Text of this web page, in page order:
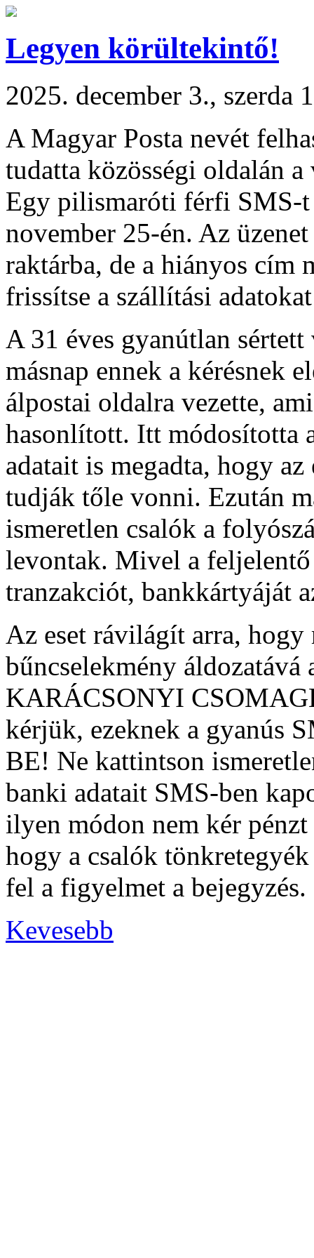
Legyen körültekintő!
2025. december 3., szerda
A Magyar Posta nevét
tudatta közösségi oldalán
Egy pilismaróti férfi SMS-t
november 25-én. Az
raktárba, de a hiányos cím
frissítse a szállítási
A 31 éves gyanútlan
másnap ennek a kérésnek
álpostai oldalra vezette,
hasonlított. Itt módosította
adatait is megadta, hogy
tudják tőle vonni. Ezután
ismeretlen csalók a
levontak. Mivel a feljelentő
tranzakciót, bankkártyáját
Az eset rávilágít arra,
bűncselekmény
KARÁCSONYI
kérjük, ezeknek a gyanús
BE! Ne kattintson
banki adatait SMS-ben
ilyen módon nem kér
hogy a csalók
fel a figyelmet a bejegyzés.
Kevesebb